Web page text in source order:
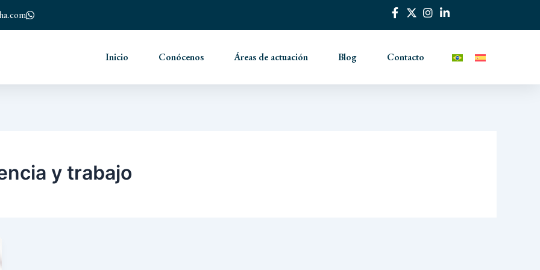
Inicio Conócenos Áreas de actuación Blog Contacto
y trabajo